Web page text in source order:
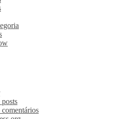
posts
comentários